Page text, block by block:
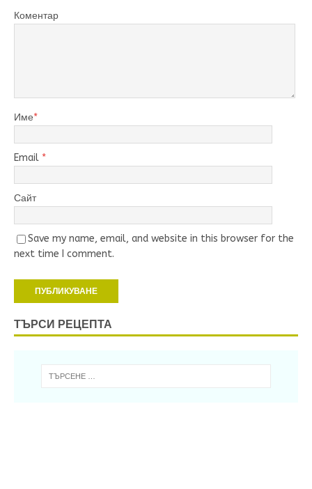
Коментар
Име*
Email *
Сайт
Save my name, email, and website in this browser for the
next time I comment.
ТЪРСИ РЕЦЕПТА